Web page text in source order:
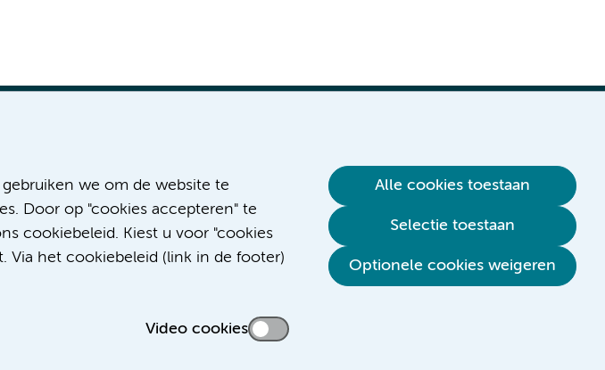
we om de website te
Door op "cookies accepteren" te
cookiebeleid. Kiest u voor "cookies
Via het cookiebeleid (link in de footer)
Video cookies
Alle cookies toestaan
Selectie toestaan
Optionele cookies weigeren